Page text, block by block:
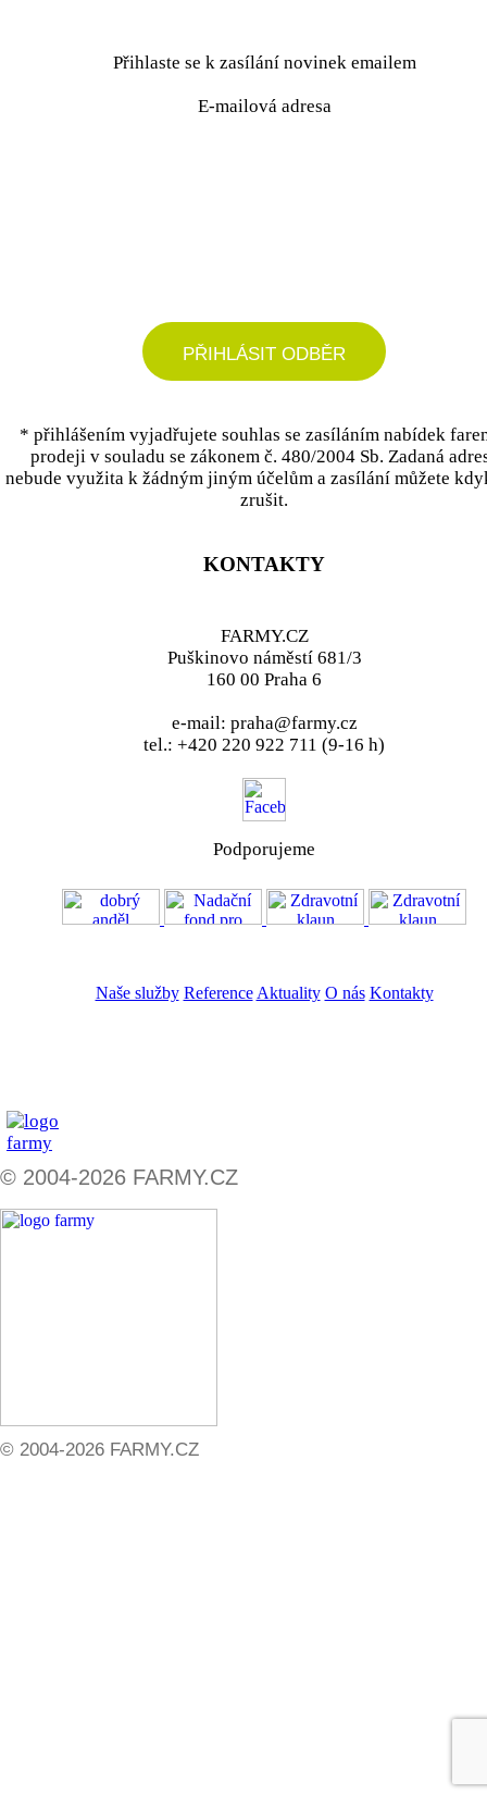
Přihlaste se k zasílání novinek emailem
E-mailová adresa
PŘIHLÁSIT ODBĚR
* přihlášením vyjadřujete souhlas se zasíláním nabídek
prodeji v souladu se zákonem č. 480/2004 Sb. Zadaná
nebude využita k žádným jiným účelům a zasílání můžete
zrušit.
KONTAKTY
FARMY.CZ
Puškinovo náměstí 681/3
160 00 Praha 6
e-mail: praha@farmy.cz
tel.: +420 220 922 711 (9-16 h)
Podporujeme
Naše služby Reference Aktuality O nás Kontakty
© 2004-2026 FARMY.CZ
© 2004-2026 FARMY.CZ